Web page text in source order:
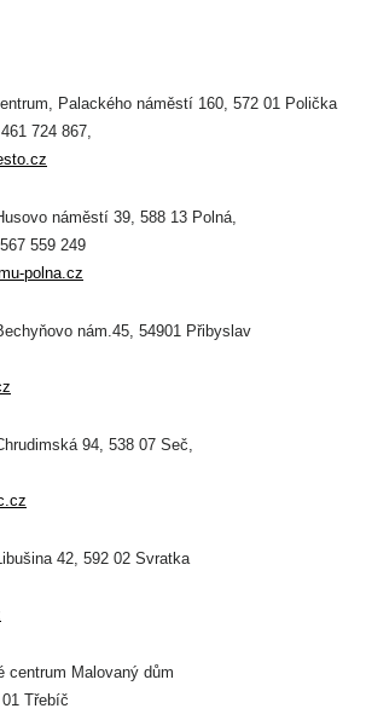
Palackého náměstí 160, 572 01 Polička
724 867,
náměstí 39, 588 13 Polná,
559 249
polna.cz
nám.45, 54901 Přibyslav
94, 538 07 Seč,
42, 592 02 Svratka
centrum Malovaný dům
Třebíč